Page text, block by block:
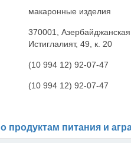
макаронные изделия
370001, Азербайджанская
Истиглалият, 49, к. 20
(10 994 12) 92-07-47
(10 994 12) 92-07-47
продуктам питания и